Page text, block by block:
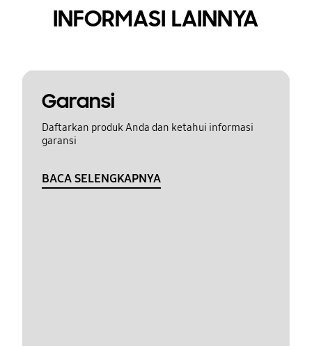
INFORMASI LAINNYA
Garansi
Daftarkan produk Anda dan ketahui informasi
garansi
BACA SELENGKAPNYA